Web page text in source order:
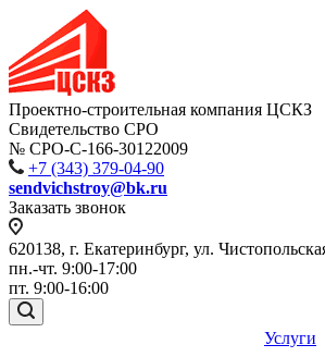
Проектно-строительная компания ЦСКЗ
Свидетельство СРО
№ СРО-С-166-30122009
+7 (343) 379-04-90
sendvichstroy@bk.ru
Заказать звонок
620138, г. Екатеринбург, ул.
пн.-чт. 9:00-17:00
пт. 9:00-16:00
Услуги